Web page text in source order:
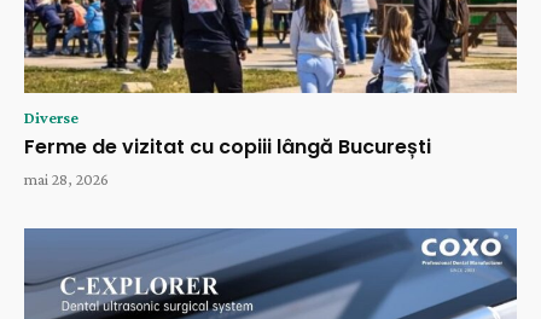
Diverse
Ferme de vizitat cu copiii lângă București
mai 28, 2026